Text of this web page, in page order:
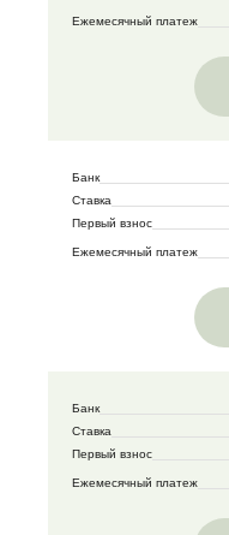
Ежемесячный платеж
Банк
Ставка
Первый взнос
Ежемесячный платеж
Банк
Ставка
Первый взнос
Ежемесячный платеж